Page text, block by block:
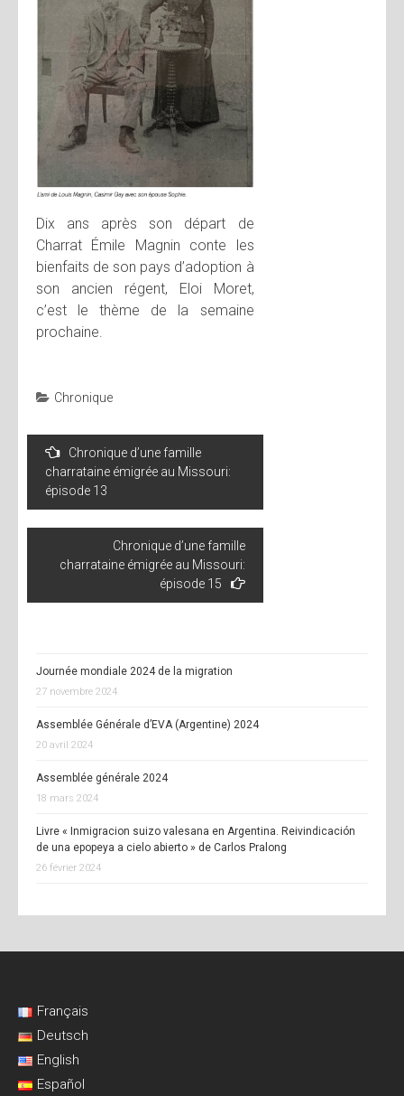
Dix ans après son départ de
Charrat Émile Magnin conte les
bienfaits de son pays d’adoption à
son ancien régent, Eloi Moret,
c’est le thème de la semaine
prochaine.
Chronique
Navigation
l’article
Chronique d’une famille
charrataine émigrée au Missouri:
épisode 13
Chronique d’une famille
charrataine émigrée au Missouri:
épisode 15
Journée mondiale 2024 de la migration
27 novembre 2024
Assemblée Générale d’EVA (Argentine) 2024
20 avril 2024
Assemblée générale 2024
18 mars 2024
Livre « Inmigracion suizo valesana en Argentina. Reivindicación
de una epopeya a cielo abierto » de Carlos Pralong
26 février 2024
Français
Deutsch
English
Español